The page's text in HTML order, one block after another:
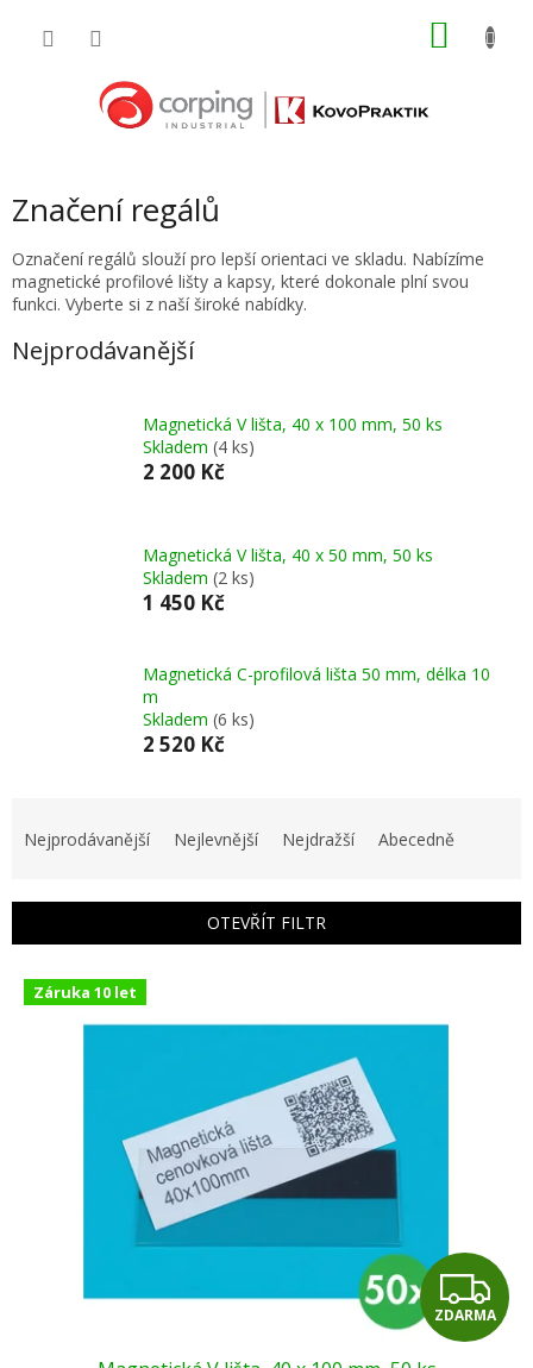
Značení regálů
Označení regálů slouží pro lepší orientaci ve skladu. Nabízíme
magnetické profilové lišty a kapsy, které dokonale plní svou
funkci. Vyberte si z naší široké nabídky.
Nejprodávanější
Magnetická V lišta, 40 x 100 mm, 50 ks
Skladem (4 ks)
2 200 Kč
Magnetická V lišta, 40 x 50 mm, 50 ks
Skladem (2 ks)
1 450 Kč
Magnetická C-profilová lišta 50 mm, délka 10
m
Skladem (6 ks)
2 520 Kč
í
Nejprodávanější Nejlevnější Nejdražší Abecedně
OTEVŘÍT FILTR
V Záruka 10 let
Z
D
ZDARMA